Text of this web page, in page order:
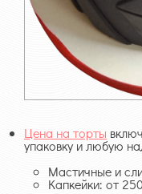
Цена на торты
упаковку и любую
Мастичные и
Капкейки: от